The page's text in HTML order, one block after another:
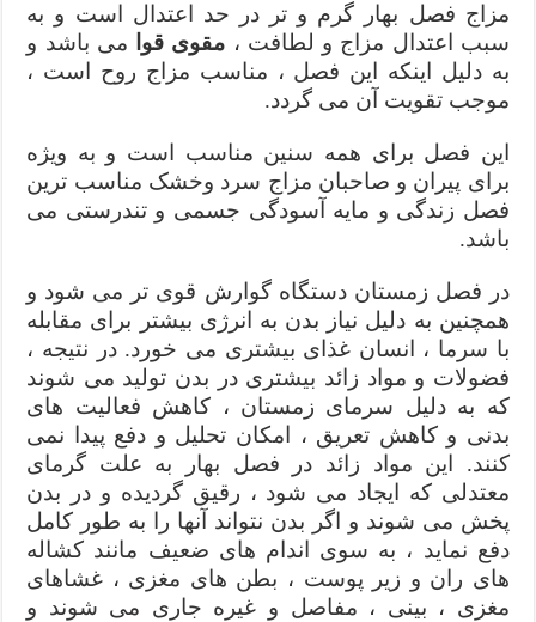
مزاج فصل بهار گرم و تر در حد اعتدال است و به
سبب اعتدال مزاج و لطافت ، مقوی قوا
می باشد و
به دلیل اینکه این فصل ، مناسب مزاج روح است ،
موجب تقویت آن می گردد.
این فصل برای همه سنین مناسب است و به ویژه
برای پیران و صاحبان مزاج سرد وخشک مناسب ترین
فصل زندگی و مایه آسودگی جسمی و تندرستی می
باشد.
در فصل زمستان دستگاه گوارش قوی تر می شود و
همچنین به دلیل نیاز بدن به انرژی بیشتر برای مقابله
با سرما ، انسان غذای بیشتری می خورد. در نتیجه ،
فضولات و مواد زائد بیشتری در بدن تولید می شوند
که به دلیل سرمای زمستان ، کاهش فعالیت های
بدنی و کاهش تعریق ، امکان تحلیل و دفع پیدا نمی
کنند. این مواد زائد در فصل بهار به علت گرمای
معتدلی که ایجاد می شود ، رقیق گردیده و در بدن
پخش می شوند و اگر بدن نتواند آنها را به طور کامل
دفع نماید ، به سوی اندام های ضعیف مانند کشاله
های ران و زیر پوست ، بطن های مغزی ، غشاهای
مغزی ، بینی ، مفاصل و غیره جاری می شوند و